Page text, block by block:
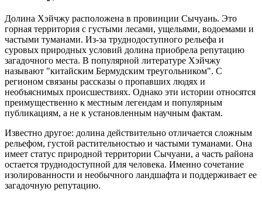
Долина Хэйчжу расположена в провинции Сычуань. Это
горная территория с густыми лесами, ущельями, водоемами и
частыми туманами. Из-за труднодоступного рельефа и
суровых природных условий долина приобрела репутацию
загадочного места. В популярной литературе Хэйчжу
называют "китайским Бермудским треугольником". С
регионом связаны рассказы о пропавших людях и
необъяснимых происшествиях. Однако эти истории относятся
преимущественно к местным легендам и популярным
публикациям, а не к установленным научным фактам.
Известно другое: долина действительно отличается сложным
рельефом, густой растительностью и частыми туманами. Она
имеет статус природной территории Сычуани, а часть района
остается труднодоступной для человека. Именно сочетание
изолированности и необычного ландшафта и поддерживает ее
загадочную репутацию.